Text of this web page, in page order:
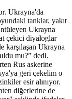
Ukrayna'da
tanklar, yakıt
Ukrayna
çekici diyaloglar
karşılaşan Ukrayna
mu?” dedi.
Rus askerine
geri çekelim o
esir alınıyor.
diğerlerine de